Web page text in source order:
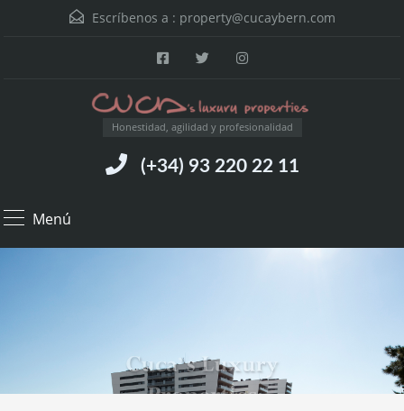
Escríbenos a : property@cucaybern.com
Honestidad, agilidad y profesionalidad
(+34) 93 220 22 11
Menú